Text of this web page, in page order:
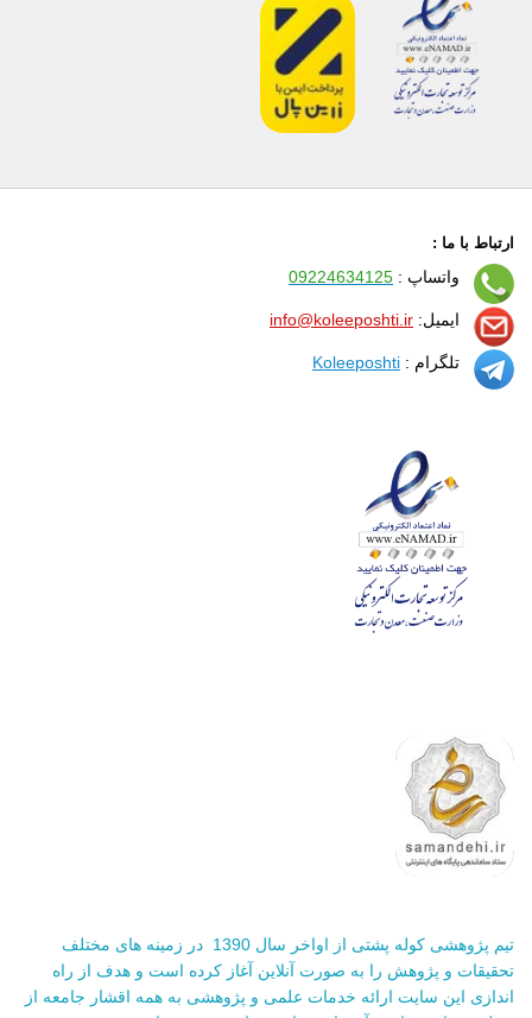
ارتباط با ما :
واتساپ : 09224634125
ایمیل: info@koleeposhti.ir
تلگرام : Koleeposhti
تیم پژوهشی کوله پشتی از اواخر سال 1390 در زمینه های مختلف
تحقیقات و پژوهش را به صورت آنلاین آغاز کرده است و هدف از راه
اندازی این سایت ارائه خدمات علمی و پژوهشی به همه اقشار جامعه از